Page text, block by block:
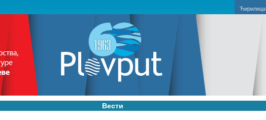
Ћирилица
Вести